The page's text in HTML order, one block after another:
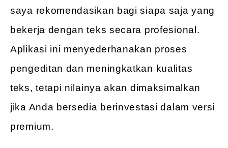
saya rekomendasikan bagi siapa saja yang
bekerja dengan teks secara profesional.
Aplikasi ini menyederhanakan proses
pengeditan dan meningkatkan kualitas
teks, tetapi nilainya akan dimaksimalkan
jika Anda bersedia berinvestasi dalam versi
premium.